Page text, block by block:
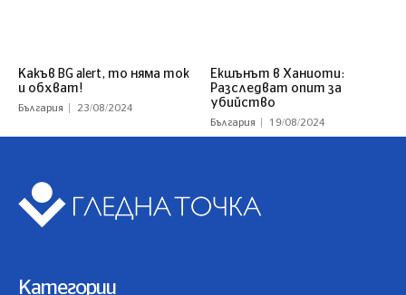
Какъв BG alert, то няма ток
и обхват!
България 23/08/2024
Екшънът в Ханиоти:
Разследват опит за
убийство
България 19/08/2024
Категории